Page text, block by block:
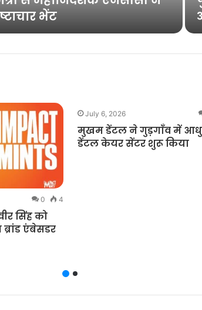
भेंट
0 4
सिंह को
एंबेसडर
July 6, 2026
मुखम डेंटल ने गुड़गाँव में
डेंटल केयर सेंटर शुरू किया